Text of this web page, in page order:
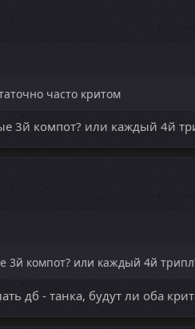
часто критом
3й компот? или каждый 4й
3й компот? или каждый 4й
дб - танка, будут ли оба